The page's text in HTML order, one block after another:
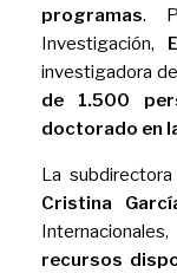
programas.
Investigación,
investigadora
de 1.500
doctorado en
La
Cristina
recursos